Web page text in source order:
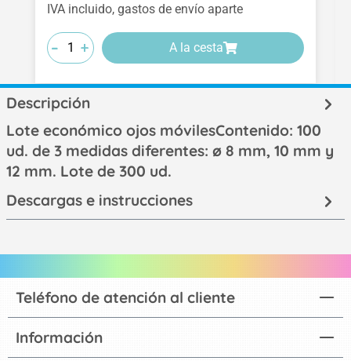
IVA incluido, gastos de envío aparte
-
-
- +
+
+ A la cesta
Descripción
Lote económico ojos móvilesContenido: 100
ud. de 3 medidas diferentes: ø 8 mm, 10 mm y
12 mm. Lote de 300 ud.
Descargas e instrucciones
Teléfono de atención al cliente
Información